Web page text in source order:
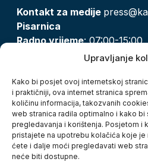
Upravljanje
Kako bi posjet ovoj internetskoj
i praktičniji, ova internet stranica
količinu informacija, takozvanih
web stranica radila optimalno i kako
pregledavanja i korištenja. Posjetom i
pristajete na upotrebu kolačića koje
ćete i dalje moći pregledavati web
neće biti dostupne.
Kontakt za medije
Pisarnica
Radno vrijeme: 07:00-15:00
Zaštita osobnih podataka
Pristup informacijama
Kolačići
Izjava o pristupačnosti